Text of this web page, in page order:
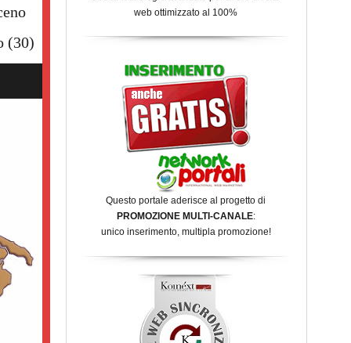
(30)
web ottimizzato al 100%
Questo portale aderisce al progetto di
PROMOZIONE MULTI-CANALE:
unico inserimento, multipla promozione!